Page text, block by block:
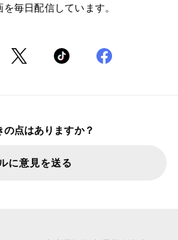
毎日配信しています。
の点はありますか？
に意見を送る